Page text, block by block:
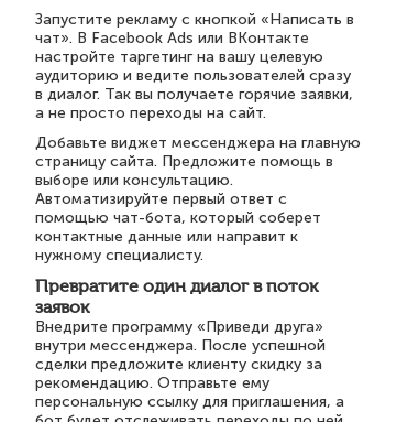
Запустите рекламу с кнопкой «Написать в
чат». В Facebook Ads или ВКонтакте
настройте таргетинг на вашу целевую
аудиторию и ведите пользователей сразу
в диалог. Так вы получаете горячие заявки,
а не просто переходы на сайт.
Добавьте виджет мессенджера на главную
страницу сайта. Предложите помощь в
выборе или консультацию.
Автоматизируйте первый ответ с
помощью чат-бота, который соберет
контактные данные или направит к
нужному специалисту.
Превратите один диалог в поток
заявок
Внедрите программу «Приведи друга»
внутри мессенджера. После успешной
сделки предложите клиенту скидку за
рекомендацию. Отправьте ему
персональную ссылку для приглашения, а